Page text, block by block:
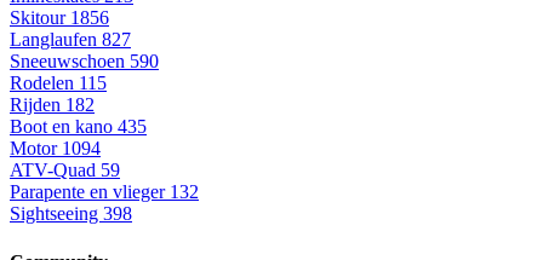
Skitour 1856
Langlaufen 827
Sneeuwschoen 590
Rodelen 115
Rijden 182
Boot en kano 435
Motor 1094
ATV-Quad 59
Parapente en vlieger 132
Sightseeing 398